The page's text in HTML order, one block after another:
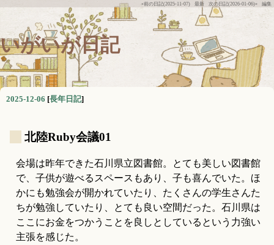
«前の日記(2025-11-07) 最新 次の日記(2026-01-06)» 編集
いがいが日記
2025-12-06 [長年日記]
北陸Ruby会議01
会場は昨年できた石川県立図書館。とても美しい図書館
で、子供が遊べるスペースもあり、子も喜んでいた。ほ
かにも勉強会が開かれていたり、たくさんの学生さんた
ちが勉強していたり、とても良い空間だった。石川県は
ここにお金をつかうことを良しとしているという力強い
主張を感じた。